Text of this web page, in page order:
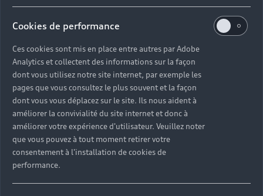
Cookies de performance
Ces cookies sont mis en place entre autres par Adobe
Analytics et collectent des informations sur la façon
dont vous utilisez notre site internet, par exemple les
pages que vous consultez le plus souvent et la façon
dont vous vous déplacez sur le site. Ils nous aident à
améliorer la convivialité du site internet et donc à
améliorer votre expérience d'utilisateur. Veuillez noter
que vous pouvez à tout moment retirer votre
consentement à l'installation de cookies de
performance.
équipements et de la motorisation qui vous
Trouver mon Audi
d'occasion